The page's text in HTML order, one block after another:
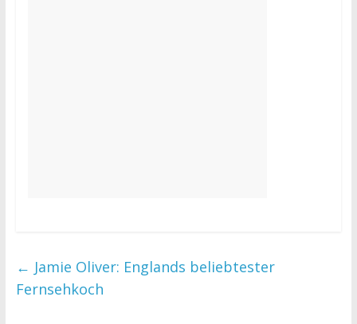
← Jamie Oliver: Englands beliebtester
Fernsehkoch